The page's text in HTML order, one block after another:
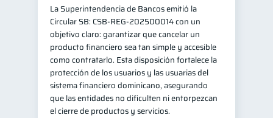
La Superintendencia de Bancos emitió la
Circular SB: CSB‑REG‑202500014 con un
objetivo claro: garantizar que cancelar un
producto financiero sea tan simple y accesible
como contratarlo. Esta disposición fortalece la
protección de los usuarios y las usuarias del
sistema financiero dominicano, asegurando
que las entidades no dificulten ni entorpezcan
el cierre de productos y servicios.